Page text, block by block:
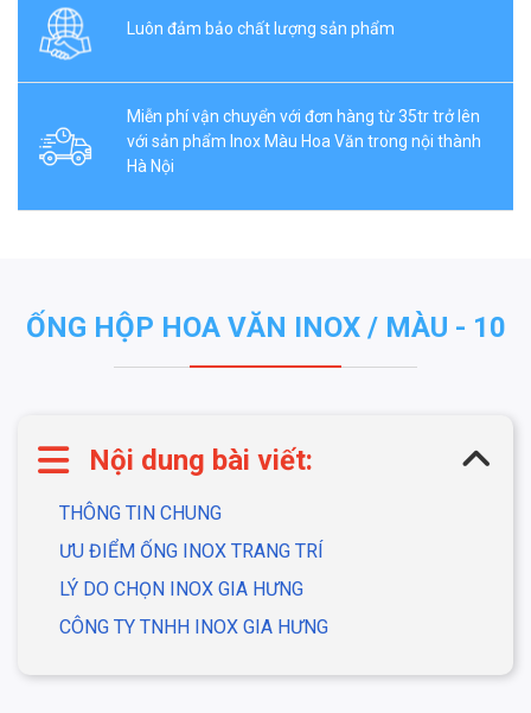
Luôn đảm bảo chất lượng sản phẩm
Miễn phí vận chuyển với đơn hàng từ 35tr trở lên
với sản phẩm Inox Màu Hoa Văn trong nội thành
Hà Nội
ỐNG HỘP HOA VĂN INOX / MÀU - 10
Nội dung bài viết:
THÔNG TIN CHUNG
ƯU ĐIỂM ỐNG INOX TRANG TRÍ
LÝ DO CHỌN INOX GIA HƯNG
CÔNG TY TNHH INOX GIA HƯNG